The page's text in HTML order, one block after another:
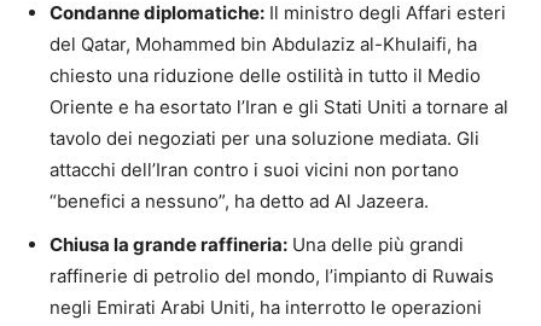
Condanne diplomatiche: Il ministro degli Affari esteri
del Qatar, Mohammed bin Abdulaziz al-Khulaifi, ha
chiesto una riduzione delle ostilità in tutto il Medio
Oriente e ha esortato l’Iran e gli Stati Uniti a tornare al
tavolo dei negoziati per una soluzione mediata. Gli
attacchi dell’Iran contro i suoi vicini non portano
“benefici a nessuno”, ha detto ad Al Jazeera.
Chiusa la grande raffineria: Una delle più grandi
raffinerie di petrolio del mondo, l’impianto di Ruwais
negli Emirati Arabi Uniti, ha interrotto le operazioni